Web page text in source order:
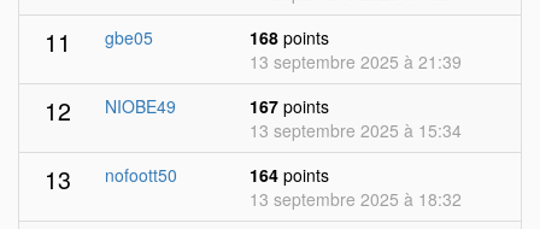
11 gbe05 168 points
13 septembre 2025 à 21:39
12 NIOBE49 167 points
13 septembre 2025 à 15:34
13 nofoott50 164 points
13 septembre 2025 à 18:32